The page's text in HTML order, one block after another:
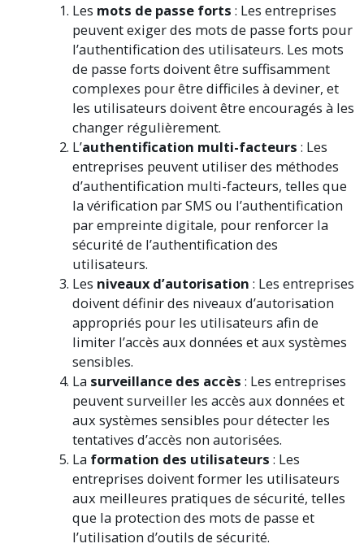
Les mots de passe forts : Les entreprises
peuvent exiger des mots de passe forts pour
l’authentification des utilisateurs. Les mots
de passe forts doivent être suffisamment
complexes pour être difficiles à deviner, et
les utilisateurs doivent être encouragés à les
changer régulièrement.
L’authentification multi-facteurs : Les
entreprises peuvent utiliser des méthodes
d’authentification multi-facteurs, telles que
la vérification par SMS ou l’authentification
par empreinte digitale, pour renforcer la
sécurité de l’authentification des
utilisateurs.
Les niveaux d’autorisation : Les entreprises
doivent définir des niveaux d’autorisation
appropriés pour les utilisateurs afin de
limiter l’accès aux données et aux systèmes
sensibles.
La surveillance des accès : Les entreprises
peuvent surveiller les accès aux données et
aux systèmes sensibles pour détecter les
tentatives d’accès non autorisées.
La formation des utilisateurs : Les
entreprises doivent former les utilisateurs
aux meilleures pratiques de sécurité, telles
que la protection des mots de passe et
l’utilisation d’outils de sécurité.